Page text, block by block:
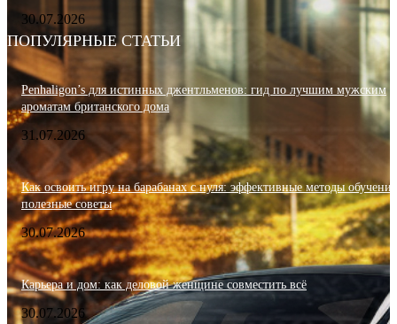
30.07.2026
ПОПУЛЯРНЫЕ СТАТЬИ
Penhaligon’s для истинных джентльменов: гид по лучшим мужским
ароматам британского дома
31.07.2026
Как освоить игру на барабанах с нуля: эффективные методы
полезные советы
30.07.2026
Карьера и дом: как деловой женщине совместить всё
30.07.2026